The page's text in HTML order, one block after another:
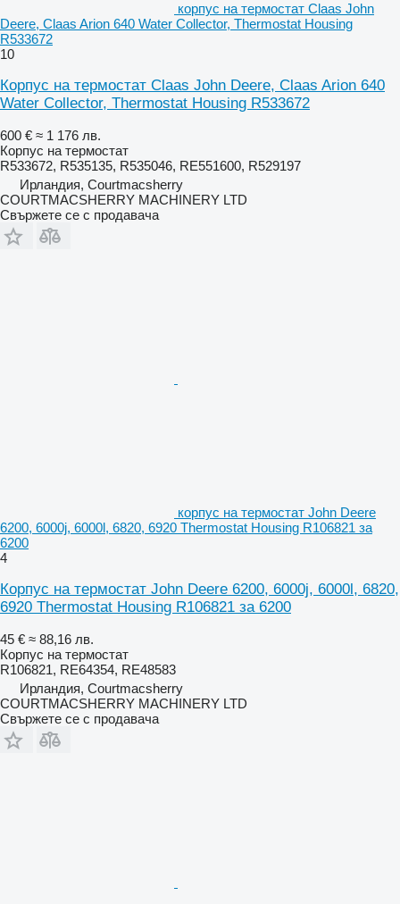
корпус на термостат Claas John
Deere, Claas Arion 640 Water Collector, Thermostat Housing
R533672
10
Корпус на термостат Claas John Deere, Claas Arion 640
Water Collector, Thermostat Housing R533672
600 € ≈ 1 176 лв.
Корпус на термостат
R533672, R535135, R535046, RE551600, R529197
Ирландия, Courtmacsherry
COURTMACSHERRY MACHINERY LTD
Свържете се с продавача
корпус на термостат John Deere
6200, 6000j, 6000l, 6820, 6920 Thermostat Housing R106821 за
6200
4
Корпус на термостат John Deere 6200, 6000j, 6000l, 6820,
6920 Thermostat Housing R106821 за 6200
45 € ≈ 88,16 лв.
Корпус на термостат
R106821, RE64354, RE48583
Ирландия, Courtmacsherry
COURTMACSHERRY MACHINERY LTD
Свържете се с продавача